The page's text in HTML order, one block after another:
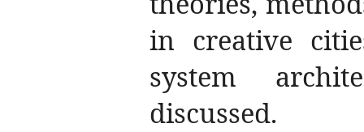
in creative
system
discussed.